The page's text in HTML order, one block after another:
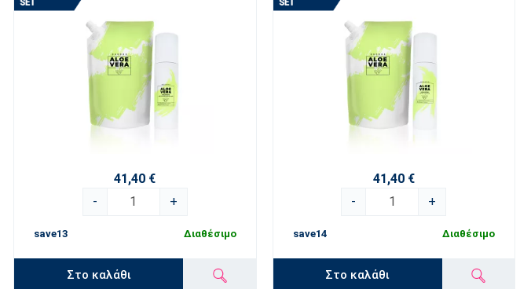
41,40 €
-
+
save13 Διαθέσιμο
Στο καλάθι
41,40 €
-
+
save14 Διαθέσιμο
Στο καλάθι